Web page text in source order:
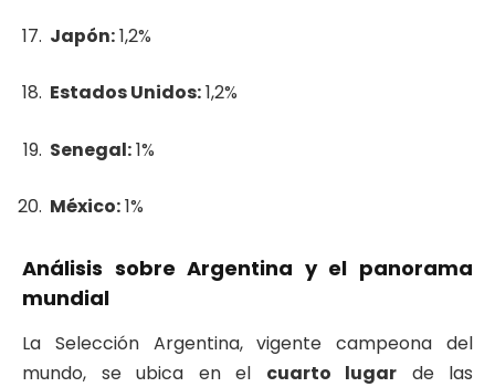
Japón:1,2%
Estados Unidos:1,2%
Senegal:1%
México:1%
Análisis sobre Argentina y el panorama
mundial
La Selección Argentina, vigente campeona del
mundo, se ubica en el cuarto lugar de las